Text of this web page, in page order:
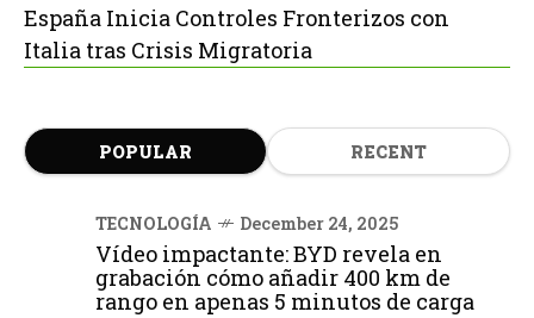
España Inicia Controles Fronterizos con
Italia tras Crisis Migratoria
POPULAR RECENT
TECNOLOGÍA December 24, 2025
Vídeo impactante: BYD revela en
grabación cómo añadir 400 km de
rango en apenas 5 minutos de carga